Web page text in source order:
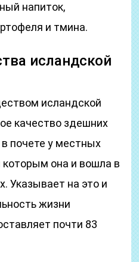
напиток,
и тмина.
исландской
исландской
качество здешних
почете у местных
она и вошла в
Указывает на это и
жизни
почти 83